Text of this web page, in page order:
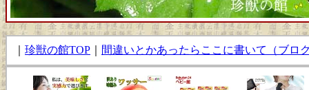
珍獣の館TOP 間違いとかあったらここに書いて（ブロ